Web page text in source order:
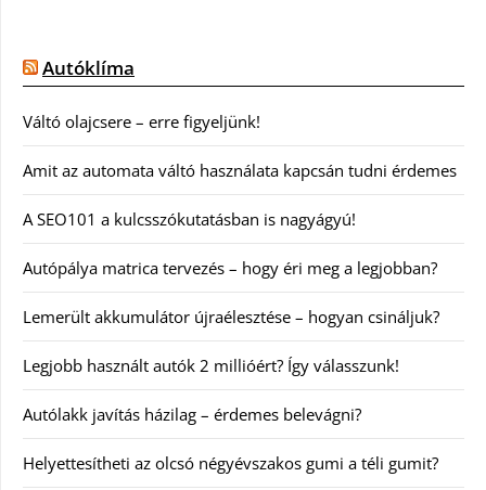
Autóklíma
Váltó olajcsere – erre figyeljünk!
Amit az automata váltó használata kapcsán tudni érdemes
A SEO101 a kulcsszókutatásban is nagyágyú!
Autópálya matrica tervezés – hogy éri meg a legjobban?
Lemerült akkumulátor újraélesztése – hogyan csináljuk?
Legjobb használt autók 2 millióért? Így válasszunk!
Autólakk javítás házilag – érdemes belevágni?
Helyettesítheti az olcsó négyévszakos gumi a téli gumit?